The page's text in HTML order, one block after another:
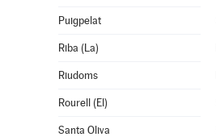
Puigpelat
Riba (La)
Riudoms
Rourell (El)
Santa Oliva